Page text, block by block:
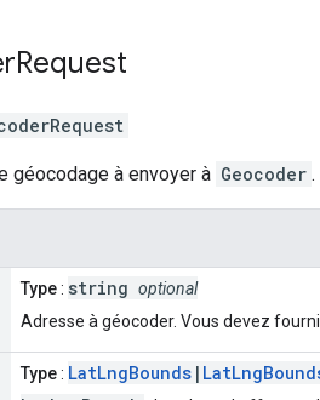
Request
géocodage à envoyer à Geocoder .
Type: string optional
Adresse à géocoder. Vous devez
Type: LatLngBounds |